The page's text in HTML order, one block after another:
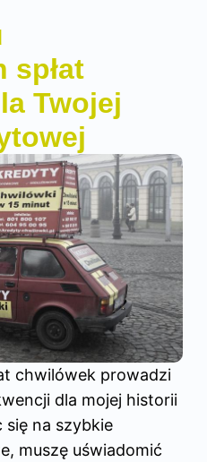
spłat
Twojej
chwilówek prowadzi
dla mojej historii
się na szybkie
muszę uświadomić